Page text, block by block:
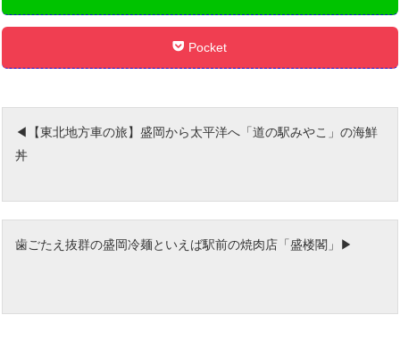
Pocket
【東北地方車の旅】盛岡から太平洋へ「道の駅みやこ」の海鮮
丼
歯ごたえ抜群の盛岡冷麺といえば駅前の焼肉店「盛楼閣」